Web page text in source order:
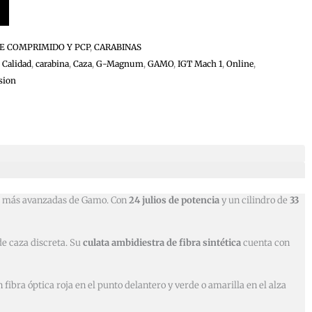
COMPRIMIDO Y PCP, CARABINAS
Calidad, carabina, Caza, G-Magnum, GAMO, IGT Mach 1, Online,
avanzadas de Gamo. Con24 julios de potenciay un cilindro de 33
caza discreta. Suculata ambidiestra de fibra sintéticacuenta con
óptica roja en el punto delantero y verde o amarilla en el alza